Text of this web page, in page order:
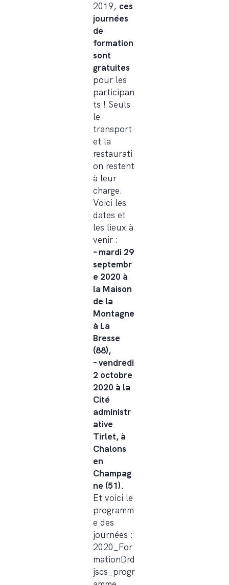
2019, ces
journées
de
formation
sont
gratuites
pour les
participan
ts ! Seuls
le
transport
et la
restaurati
on restent
à leur
charge.
Voici les
dates et
les lieux à
venir :
– mardi 29
septembr
e 2020 à
la Maison
de la
Montagne
à La
Bresse
(88),
– vendredi
2 octobre
2020 à la
Cité
administr
ative
Tirlet, à
Chalons
en
Champag
ne (51).
Et voici le
programm
e des
journées :
2020_For
mationDrd
jscs_progr